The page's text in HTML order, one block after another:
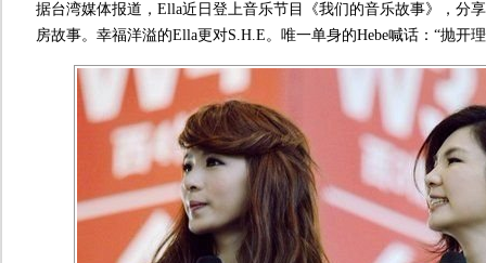
据台湾媒体报道，Ella近日登上音乐节目《我们的音乐故事》，分
房故事。幸福洋溢的Ella更对S.H.E。唯一单身的Hebe喊话：“抛开